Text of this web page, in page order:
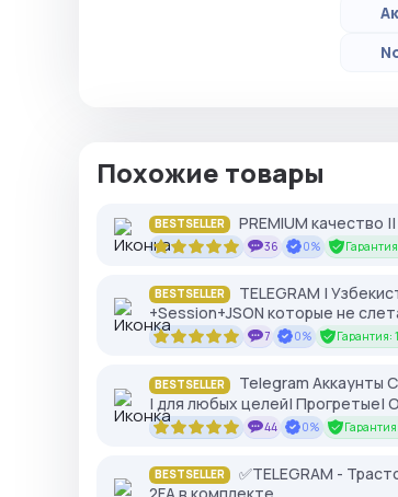
Похожие товары
BESTSELLER PREMIUM качество
36 0%
BESTSELLER
TELEGRAM |
+Session+JSON которые не
7 0% Гарантия:
BESTSELLER
Telegram Аккаунты
| для любых целей| Прогретые|
44 0% Гарантия:
BESTSELLER
✅TELEGRAM -